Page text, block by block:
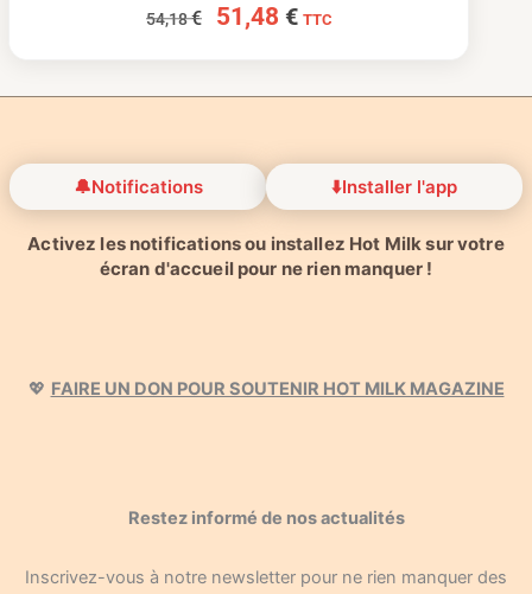
54,18€ 51,48 € TTC
🔔Notifications ⬇️Installer l'app
Activez les notifications ou installez Hot Milk sur votre
écran d'accueil pour ne rien manquer !
💖 FAIRE UN DON POUR SOUTENIR HOT MILK MAGAZINE
Restez informé de nos actualités
Inscrivez-vous à notre newsletter pour ne rien manquer des